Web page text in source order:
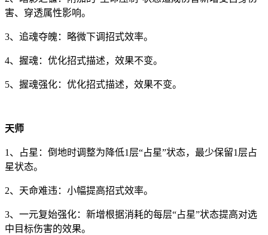
害、穿透属性影响。
3、追魂夺魄：略微下调招式效率。
4、握魂：优化招式描述，效果不变。
5、握魂强化：优化招式描述，效果不变。
天师
1、占星：倒地时调整为降低1层“占星”状态，最少保留1层占
星状态。
2、天命难违：小幅提高招式效率。
3、一元复始强化：新增根据消耗的每层“占星”状态提高对选
中目标伤害的效果。